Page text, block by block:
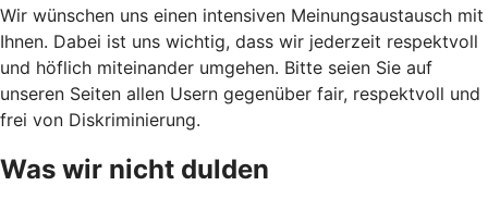
Wir wünschen uns einen intensiven Meinungsaustausch mit
Ihnen. Dabei ist uns wichtig, dass wir jederzeit respektvoll
und höflich miteinander umgehen. Bitte seien Sie auf
unseren Seiten allen Usern gegenüber fair, respektvoll und
frei von Diskriminierung.
Was wir nicht dulden